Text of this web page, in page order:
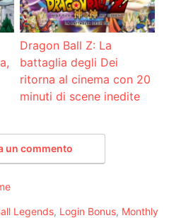
Dragon Ball Z: La
battaglia degli Dei
ritorna al cinema con 20
minuti di scene inedite
un commento
Legends, Login Bonus, Monthly